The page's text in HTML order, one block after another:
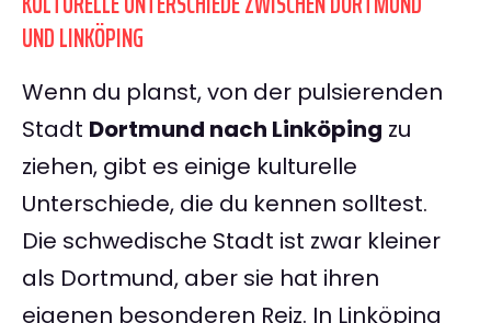
UND LINKÖPING
Wenn du planst, von der pulsierenden
Stadt Dortmund nach Linköping zu
ziehen, gibt es einige kulturelle
Unterschiede, die du kennen solltest.
Die schwedische Stadt ist zwar kleiner
als Dortmund, aber sie hat ihren
eigenen besonderen Reiz. In Linköping